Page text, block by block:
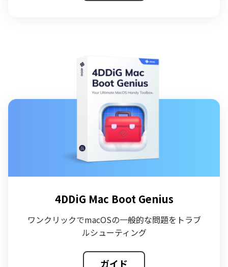
4DDiG Mac Boot Genius
ワンクリックでmacOSの一般的な問題をトラブ
ルシューティング
ガイド